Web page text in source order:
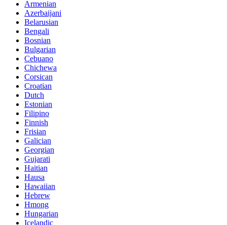
Armenian
Azerbaijani
Belarusian
Bengali
Bosnian
Bulgarian
Cebuano
Chichewa
Corsican
Croatian
Dutch
Estonian
Filipino
Finnish
Frisian
Galician
Georgian
Gujarati
Haitian
Hausa
Hawaiian
Hebrew
Hmong
Hungarian
Icelandic